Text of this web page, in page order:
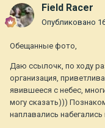
Field Racer
Опубликовано
Обещанные фото,
Даю ссылочк, по ходу
организация,
явившееся с небес,
могу сказать)))
наплавались